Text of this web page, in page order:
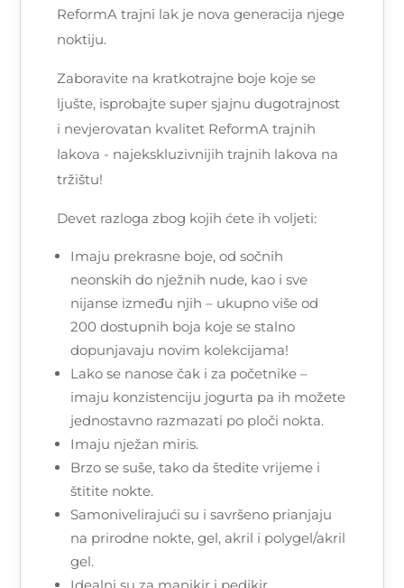
ReformA trajni lak je nova generacija njege
noktiju.
Zaboravite na kratkotrajne boje koje se
ljušte, isprobajte super sjajnu dugotrajnost
i nevjerovatan kvalitet ReformA trajnih
lakova - najekskluzivnijih trajnih lakova na
tržištu!
Devet razloga zbog kojih ćete ih voljeti:
Imaju prekrasne boje, od sočnih
neonskih do nježnih nude, kao i sve
nijanse između njih – ukupno više od
200 dostupnih boja koje se stalno
dopunjavaju novim kolekcijama!
Lako se nanose čak i za početnike –
imaju konzistenciju jogurta pa ih možete
jednostavno razmazati po ploči nokta.
Imaju nježan miris.
Brzo se suše, tako da štedite vrijeme i
štitite nokte.
Samonivelirajući su i savršeno prianjaju
na prirodne nokte, gel, akril i polygel/akril
gel.